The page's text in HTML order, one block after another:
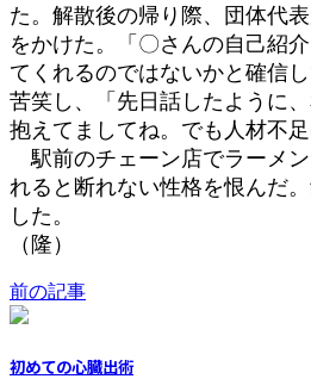
た。解散後の帰り際、団体代
をかけた。「〇さんの自己紹
てくれるのではないかと確信
苦笑し、「先日話したように
抱えてましてね。でも人材不足
駅前のチェーン店でラーメ
れると断れない性格を恨んだ
した。
（隆）
前の記事
初めての心臓出術